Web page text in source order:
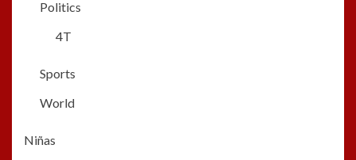
Politics
4T
Sports
World
Niñas